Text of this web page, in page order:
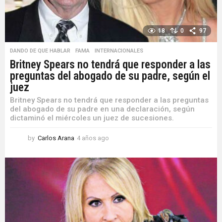
18 0 97
DANDO DE QUE HABLAR ,FAMA INTERNACIONALES
Britney Spears no tendrá que responder a las
preguntas del abogado de su padre, según el
juez
Britney Spears no tendrá que responder a las preguntas
del abogado de su padre en una declaración, según
dictaminó el miércoles un juez de sucesiones.
by Carlos Arana 4 años ago
ñ
o
s
a
g
o